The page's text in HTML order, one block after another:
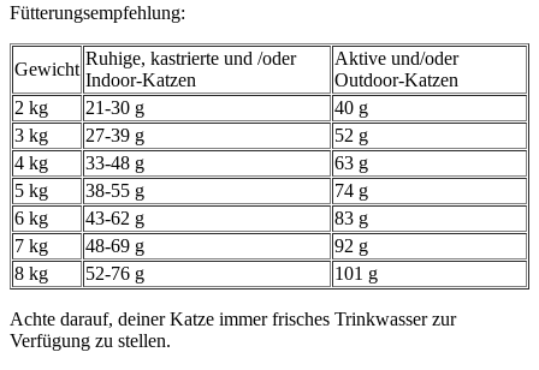
Fütterungsempfehlung:
Gewicht
Ruhige, kastrierte und /oder
Indoor-Katzen
Aktive und/oder
Outdoor-Katzen
2 kg
21-30 g
40 g
3 kg
27-39 g
52 g
4 kg
33-48 g
63 g
5 kg
38-55 g
74 g
6 kg
43-62 g
83 g
7 kg
48-69 g
92 g
8 kg
52-76 g 101 g
Achte darauf, deiner Katze immer frisches Trinkwasser zur
Verfügung zu stellen.